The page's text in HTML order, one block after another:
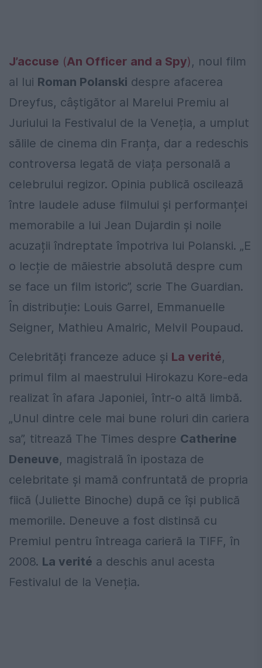
J’accuse (An Officer and a Spy), noul film
al lui Roman Polanski despre afacerea
Dreyfus, câștigător al Marelui Premiu al
Juriului la Festivalul de la Veneția, a umplut
sălile de cinema din Franța, dar a redeschis
controversa legată de viața personală a
celebrului regizor. Opinia publică oscilează
între laudele aduse filmului și performanței
memorabile a lui Jean Dujardin și noile
acuzații îndreptate împotriva lui Polanski. „E
o lecție de măiestrie absolută despre cum
se face un film istoric”, scrie The Guardian.
În distribuție: Louis Garrel, Emmanuelle
Seigner, Mathieu Amalric, Melvil Poupaud.
Celebrități franceze aduce și La verité,
primul film al maestrului Hirokazu Kore-eda
realizat în afara Japoniei, într-o altă limbă.
„Unul dintre cele mai bune roluri din cariera
sa”, titrează The Times despre Catherine
Deneuve, magistrală în ipostaza de
celebritate și mamă confruntată de propria
fiică (Juliette Binoche) după ce își publică
memoriile. Deneuve a fost distinsă cu
Premiul pentru întreaga carieră la TIFF, în
2008. La verité a deschis anul acesta
Festivalul de la Veneția.